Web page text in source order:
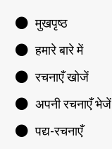
मुखपृष्ठ
हमारे बारे में
रचनाएँ खोजें
अपनी रचनाएँ भेजें
पद्य-रचनाएँ